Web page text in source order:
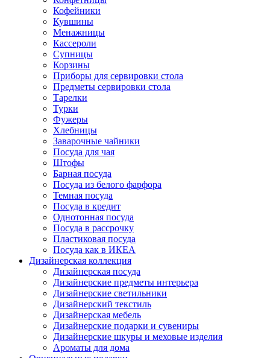
Кофейники
Кувшины
Менажницы
Кассероли
Супницы
Корзины
Приборы для сервировки стола
Предметы сервировки стола
Тарелки
Турки
Фужеры
Хлебницы
Заварочные чайники
Посуда для чая
Штофы
Барная посуда
Посуда из белого фарфора
Темная посуда
Посуда в кредит
Однотонная посуда
Посуда в рассрочку
Пластиковая посуда
Посуда как в ИКЕА
Дизайнерская коллекция
Дизайнерская посуда
Дизайнерские предметы интерьера
Дизайнерские светильники
Дизайнерский текстиль
Дизайнерская мебель
Дизайнерские подарки и сувениры
Дизайнерские шкуры и меховые изделия
Ароматы для дома